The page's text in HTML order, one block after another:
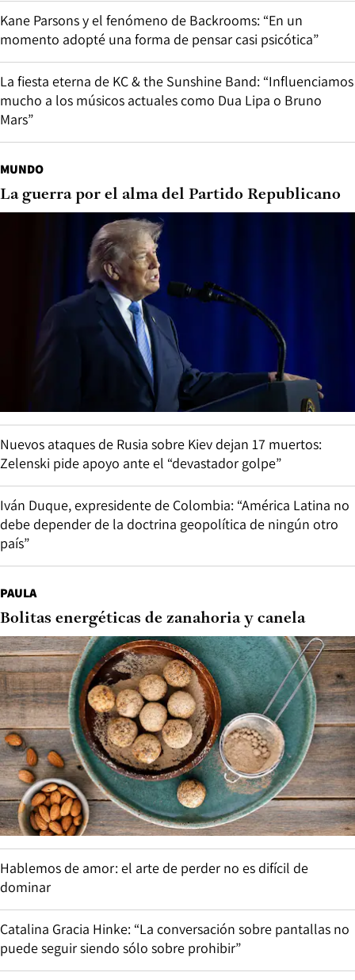
Kane Parsons y el fenómeno de Backrooms: “En un
momento adopté una forma de pensar casi psicótica”
La fiesta eterna de KC & the Sunshine Band: “Influenciamos
mucho a los músicos actuales como Dua Lipa o Bruno
Mars”
MUNDO
La guerra por el alma del Partido Republicano
Nuevos ataques de Rusia sobre Kiev dejan 17 muertos:
Zelenski pide apoyo ante el “devastador golpe”
Iván Duque, expresidente de Colombia: “América Latina no
debe depender de la doctrina geopolítica de ningún otro
país”
PAULA
Bolitas energéticas de zanahoria y canela
Hablemos de amor: el arte de perder no es difícil de
dominar
Catalina Gracia Hinke: “La conversación sobre pantallas no
puede seguir siendo sólo sobre prohibir”